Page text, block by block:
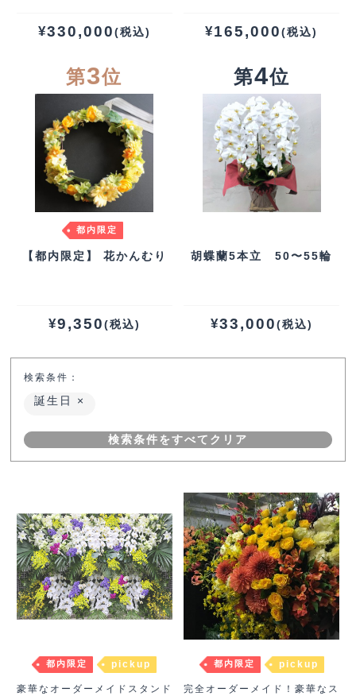
¥330,000(税込) ¥165,000(税込)
第3位
都内限定
【都内限定】 花かんむり
¥9,350(税込)
第4位
胡蝶蘭5本立 50〜55輪
¥33,000(税込)
検索条件：
誕生日
検索条件をすべてクリア
都内限定 pickup
豪華なオーダーメイドスタンド
都内限定 pickup
完全オーダーメイド！豪華なス